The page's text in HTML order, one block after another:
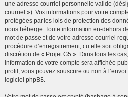
une adresse courriel personnelle valide
courriel »). Vos informations pour votre
protégées par les lois de protection des
nous héberge. Toute information en-dehors
mot de passe et de votre adresse courriel
procédure d’enregistrement, qu’elle soit
discrétion de « Projet G5 ». Dans tous les
information de votre compte sera affichée
profil, vous pouvez souscrire ou non à
logiciel phpBB.